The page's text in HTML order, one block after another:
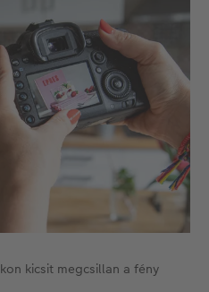
kicsit megcsillan a fény